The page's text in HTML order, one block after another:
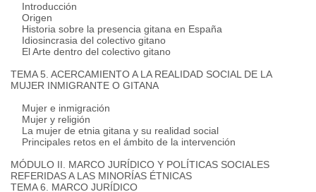
Introducción
Origen
Historia sobre la presencia gitana en España
Idiosincrasia del colectivo gitano
El Arte dentro del colectivo gitano
TEMA 5. ACERCAMIENTO A LA REALIDAD SOCIAL DE LA
MUJER INMIGRANTE O GITANA
Mujer e inmigración
Mujer y religión
La mujer de etnia gitana y su realidad social
Principales retos en el ámbito de la intervención
MÓDULO II. MARCO JURÍDICO Y POLÍTICAS SOCIALES
REFERIDAS A LAS MINORÍAS ÉTNICAS
TEMA 6. MARCO JURÍDICO